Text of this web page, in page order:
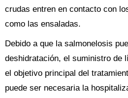
crudas entren en contacto con
como las ensaladas.
Debido a que la salmonelosis
deshidratación, el suministro de
el objetivo principal del
puede ser necesaria la